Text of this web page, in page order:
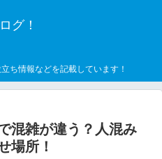
グ！
ち情報などを記載しています！
混雑が違う？人混み
場所！